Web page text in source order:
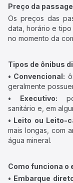
Preço da
Os preços das
data, horário e
no momento da
Tipos de ônibus
• Convencional:
geralmente
• Executivo:
sanitário e, em
• Leito ou Leito-
mais longas, com
água mineral.
Como funciona o
• Embarque